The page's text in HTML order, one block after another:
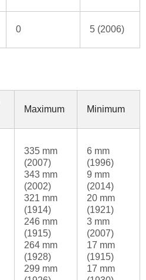
0 5 (2006)
Maximum Minimum
335 mm
(2007)
343 mm
(2002)
321 mm
(1914)
246 mm
(1915)
264 mm
(1928)
299 mm
6 mm
(1996)
9 mm
(2014)
20 mm
(1921)
3 mm
(2007)
17 mm
(1915)
17 mm